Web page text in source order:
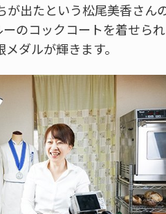
が出たという松尾美香さん
のコックコートを着せられ
ダルが輝きます。